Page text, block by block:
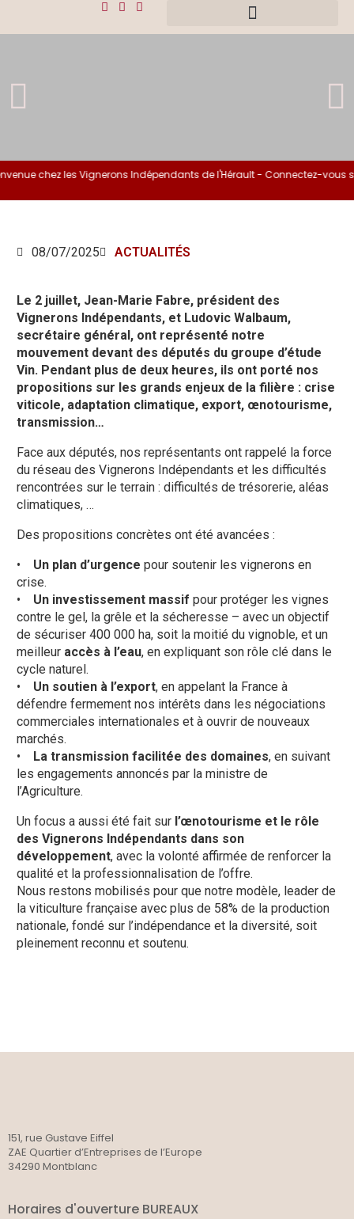
chez les Vignerons Indépendants de l'Hérault - Connectez-vous
08/07/2025 ACTUALITÉS
Le 2 juillet, Jean-Marie Fabre, président des
Vignerons Indépendants, et Ludovic Walbaum,
secrétaire général, ont représenté notre
mouvement devant des députés du groupe d’étude
Vin. Pendant plus de deux heures, ils ont porté nos
propositions sur les grands enjeux de la filière : crise
viticole, adaptation climatique, export, œnotourisme,
transmission…
Face aux députés, nos représentants ont rappelé la force
du réseau des Vignerons Indépendants et les difficultés
rencontrées sur le terrain : difficultés de trésorerie, aléas
climatiques, …
Des propositions concrètes ont été avancées :
• Un plan d’urgence pour soutenir les vignerons en
crise.
• Un investissement massif pour protéger les vignes
contre le gel, la grêle et la sécheresse – avec un objectif
de sécuriser 400 000 ha, soit la moitié du vignoble, et un
meilleur accès à l’eau, en expliquant son rôle clé dans le
cycle naturel.
• Un soutien à l’export, en appelant la France à
défendre fermement nos intérêts dans les négociations
commerciales internationales et à ouvrir de nouveaux
marchés.
• La transmission facilitée des domaines, en suivant
les engagements annoncés par la ministre de
l’Agriculture.
Un focus a aussi été fait sur l’œnotourisme et le rôle
des Vignerons Indépendants dans son
développement, avec la volonté affirmée de renforcer la
qualité et la professionnalisation de l’offre.
Nous restons mobilisés pour que notre modèle, leader de
la viticulture française avec plus de 58% de la production
nationale, fondé sur l’indépendance et la diversité, soit
pleinement reconnu et soutenu.
151, rue Gustave Eiffel
ZAE Quartier d’Entreprises de l’Europe
34290 Montblanc
Horaires d'ouverture BUREAUX